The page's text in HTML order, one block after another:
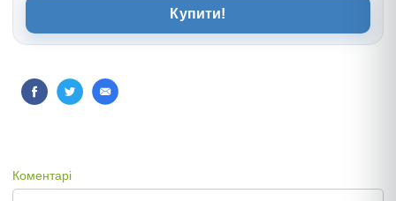
Купити!
Коментарі